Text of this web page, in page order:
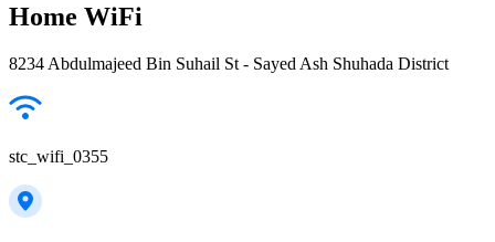
Home WiFi
8234 Abdulmajeed Bin Suhail St - Sayed Ash Shuhada District
stc_wifi_0355